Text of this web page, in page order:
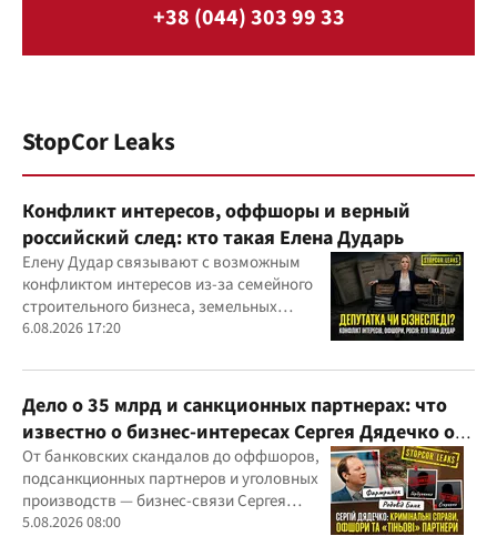
+38 (044) 303 99 33
StopCor Leaks
Конфликт интересов, оффшоры и верный
российский след: кто такая Елена Дударь
Елену Дудар связывают с возможным
конфликтом интересов из-за семейного
строительного бизнеса, земельных
скандалов, судебных дел
6.08.2026 17:20
Дело о 35 млрд и санкционных партнерах: что
известно о бизнес-интересах Сергея Дядечко от
"Родовид Банка" до "ФАРМАСЕЛ"
От банковских скандалов до оффшоров,
подсанкционных партнеров и уголовных
производств — бизнес-связи Сергея
Дядечко до сих пор простираются через
5.08.2026 08:00